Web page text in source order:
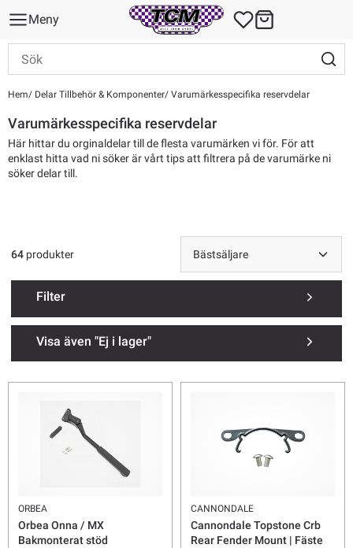
Meny
Hem Delar Tillbehör & Komponenter Varumärkesspecifika reservdelar
Varumärkesspecifika reservdelar
Här hittar du orginaldelar till de flesta varumärken vi för. För att
enklast hitta vad ni söker är vårt tips att filtrera på de varumärke ni
söker delar till.
Filter
Visa även "Ej i lager"
64 produkter
ORBEA
Orbea Onna / MX
Bakmonterat stöd
CANNONDALE
Cannondale Topstone Crb
Rear Fender Mount | Fäste